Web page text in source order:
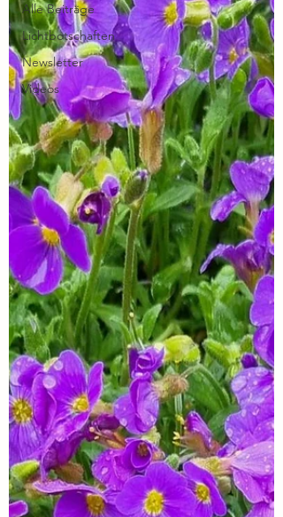
Alle Beiträge
Lichtbotschaften
Newsletter
Videos